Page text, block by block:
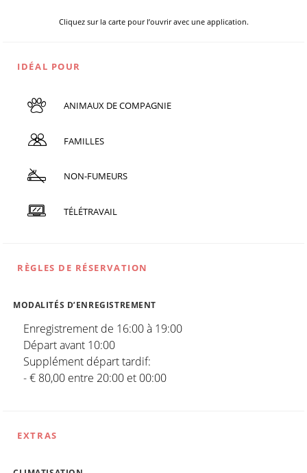
Cliquez sur la carte pour l’ouvrir avec une application.
IDÉAL POUR
ANIMAUX DE COMPAGNIE
FAMILLES
NON-FUMEURS
TÉLÉTRAVAIL
RÈGLES DE RÉSERVATION
MODALITÉS D’ENREGISTREMENT
Enregistrement de 16:00 à 19:00
Départ avant 10:00
Supplément départ tardif:
- € 80,00 entre 20:00 et 00:00
EXTRAS